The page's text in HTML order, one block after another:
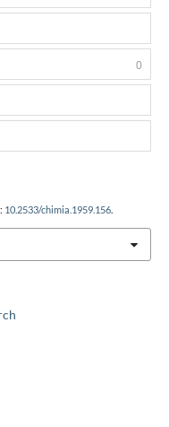
10.2533/chimia.1959.156.
0